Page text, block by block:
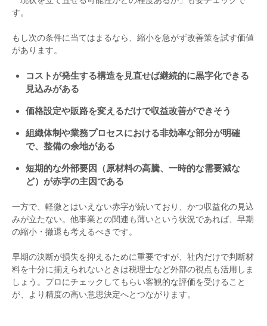
す。
もし次の条件に当てはまるなら、縮小を急がず改善策を試す価値
があります。
コストが発生する構造を見直せば継続的に黒字化できる
見込みがある
価格設定や販路を変えるだけで収益改善ができそう
組織体制や業務プロセスにおける非効率な部分が明確
で、整備の余地がある
短期的な外部要因（原材料の高騰、一時的な需要減な
ど）が赤字の主因である
一方で、軽微とはいえない赤字が続いており、かつ収益化の見込
みが立たない。他事業との関連も薄いという状況であれば、早期
の縮小・撤退も考えるべきです。
早期の決断が損失を抑えるために重要ですが、社内だけで判断材
料を十分に揃えられないときは税理士など外部の視点も活用しま
しょう。プロにチェックしてもらい客観的な評価を受けること
が、より精度の高い意思決定へとつながります。